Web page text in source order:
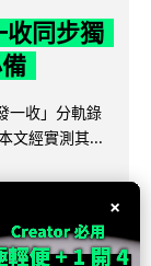
同步獨
一收」分軌錄
文經實測其...
×